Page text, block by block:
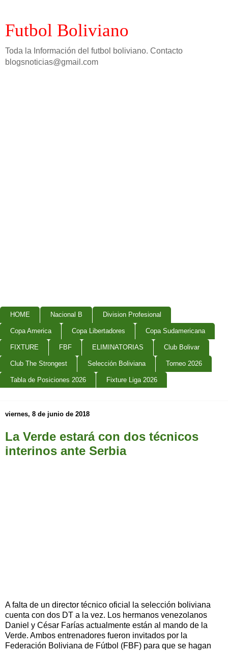
Futbol Boliviano
Toda la Información del futbol boliviano. Contacto
blogsnoticias@gmail.com
HOME Nacional B Division Profesional
Copa America Copa Libertadores Copa Sudamericana
FIXTURE FBF ELIMINATORIAS Club Bolivar
Club The Strongest Selección Boliviana Torneo 2026
Tabla de Posiciones 2026 Fixture Liga 2026
viernes, 8 de junio de 2018
La Verde estará con dos técnicos
interinos ante Serbia
A falta de un director técnico oficial la selección boliviana
cuenta con dos DT a la vez. Los hermanos venezolanos
Daniel y César Farías actualmente están al mando de la
Verde. Ambos entrenadores fueron invitados por la
Federación Boliviana de Fútbol (FBF) para que se hagan